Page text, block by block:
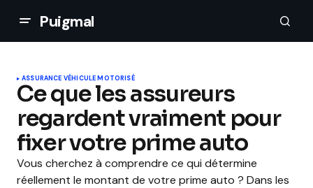
Puigmal
ASSURANCE VÉHICULE MOTORISÉ
Ce que les assureurs
regardent vraiment pour
fixer votre prime auto
Vous cherchez à comprendre ce qui détermine
réellement le montant de votre prime auto ? Dans les